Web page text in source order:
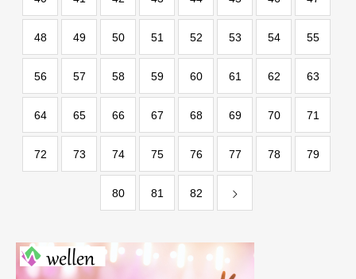
48 49 50 51 52 53 54 55
56 57 58 59 60 61 62 63
64 65 66 67 68 69 70 71
72 73 74 75 76 77 78 79
80 81 82